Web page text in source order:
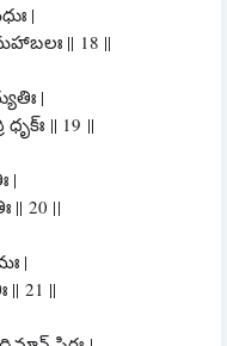
|
|| 18 ||
|
|| 19 ||
|
|| 20 ||
|
21 ||